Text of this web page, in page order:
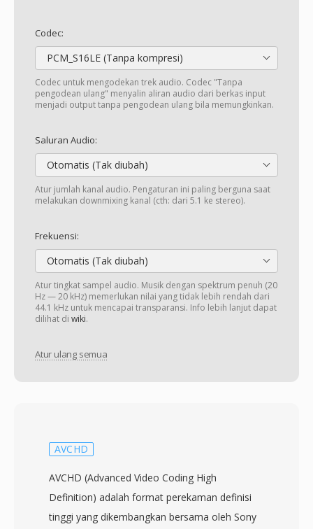
Codec:
PCM_S16LE (Tanpa kompresi)
Codec untuk mengodekan trek audio. Codec "Tanpa
pengodean ulang" menyalin aliran audio dari berkas input
menjadi output tanpa pengodean ulang bila memungkinkan.
Saluran Audio:
Otomatis (Tak diubah)
Atur jumlah kanal audio. Pengaturan ini paling berguna saat
melakukan downmixing kanal (cth: dari 5.1 ke stereo).
Frekuensi:
Otomatis (Tak diubah)
Atur tingkat sampel audio. Musik dengan spektrum penuh (20
Hz — 20 kHz) memerlukan nilai yang tidak lebih rendah dari
44.1 kHz untuk mencapai transparansi. Info lebih lanjut dapat
dilihat di wiki.
Atur ulang semua
AVCHD
AVCHD (Advanced Video Coding High
Definition) adalah format perekaman definisi
tinggi yang dikembangkan bersama oleh Sony